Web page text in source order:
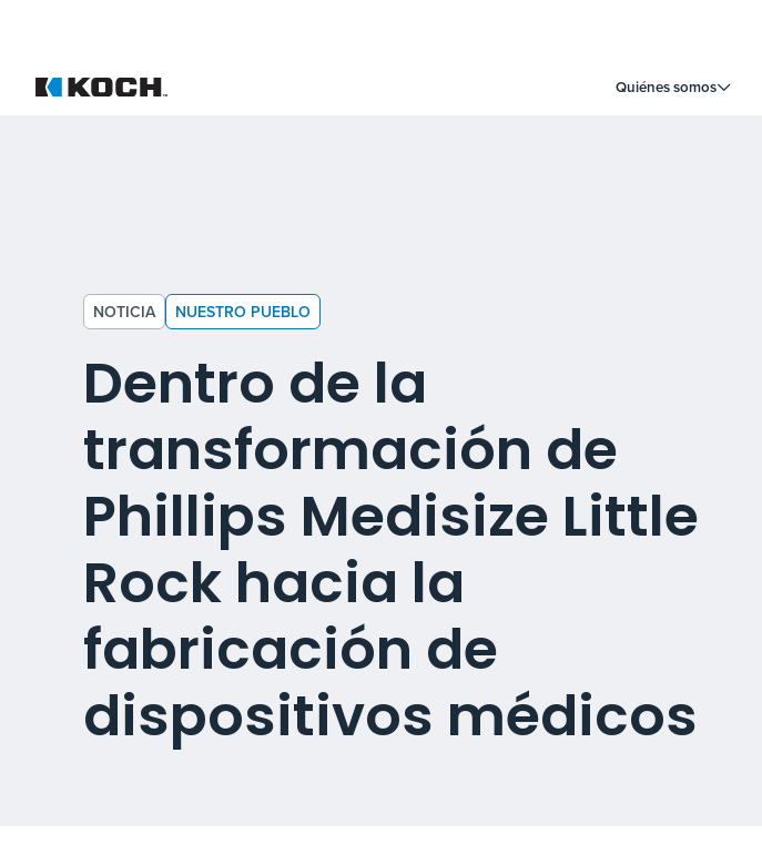
Quiénes somos
NOTICIA NUESTRO PUEBLO
Dentro de la
transformación de
Phillips Medisize Little
Rock hacia la
fabricación de
dispositivos médicos